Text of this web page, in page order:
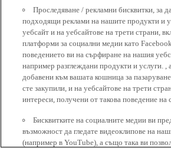
Проследяване / рекламни бисквитки, за
подходящи реклами на нашите продукти и
уебсайт и на уебсайтове на трети страни,
платформи за социални медии като
поведението ви на сърфиране на нашия
например разглеждани продукти и услуги. ,
добавени към вашата кошница за
сте закупили, и на уебсайтове на трети
интереси, получени от такова поведение на
Бисквитките на социалните медии ви
възможност да гледате видеоклипове на
(например в YouTube), а също така ви